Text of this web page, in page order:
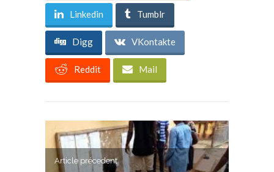
Linkedin Tumblr
Digg VKontakte
Reddit Mail
Article précedent